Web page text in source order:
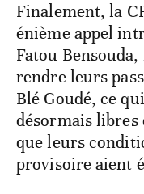
Finalement, la
énième appel
Fatou
rendre leurs
Blé Goudé, ce
désormais libres
que leurs
provisoire aient